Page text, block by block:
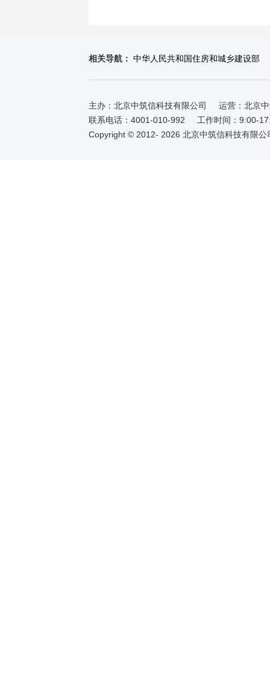
相关导航： 中华人民共和国住房和城乡建设部
主办：北京中筑信科技有限公司
运营：北京
联系电话：4001-010-992
工作时间：9:00-
Copyright © 2012- 2026 北京中筑信科技有限公